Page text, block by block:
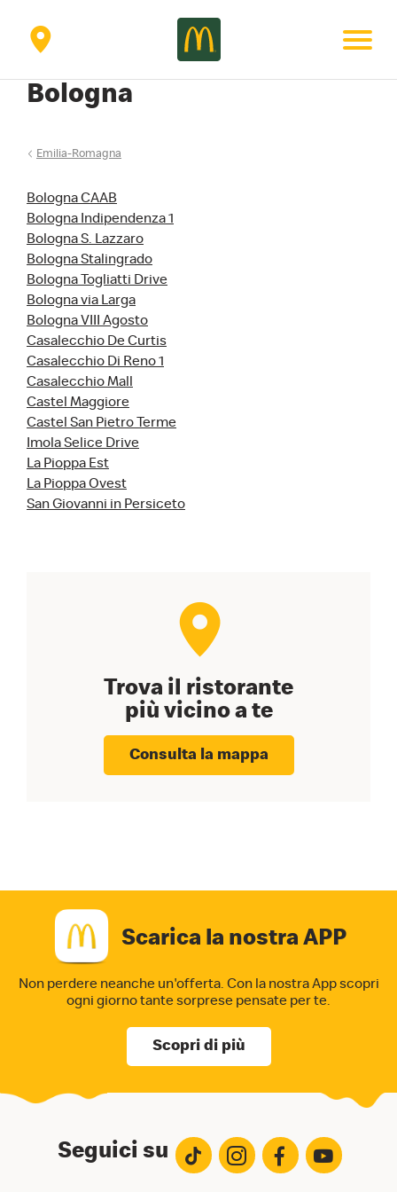
menu
Bologna
Emilia-Romagna
Bologna CAAB
Bologna Indipendenza 1
Bologna S. Lazzaro
Bologna Stalingrado
Bologna Togliatti Drive
Bologna via Larga
Bologna VIII Agosto
Casalecchio De Curtis
Casalecchio Di Reno 1
Casalecchio Mall
Castel Maggiore
Castel San Pietro Terme
Imola Selice Drive
La Pioppa Est
La Pioppa Ovest
San Giovanni in Persiceto
Trova il ristorante
più vicino a te
Consulta la mappa
Scarica la nostra APP
Non perdere neanche un'offerta. Con la nostra App scopri
ogni giorno tante sorprese pensate per te.
Scopri di più
Seguici su